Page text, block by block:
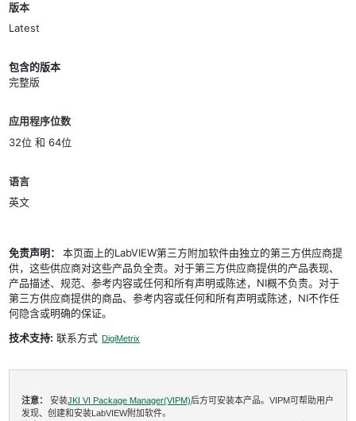
版本
Latest
包含的版本
完整版
应用程序位数
32位 和 64位
语言
英文
免责声明：本页面上的LabVIEW第三方附加软件由独立的第三方供应商提
供，这些供应商对这些产品负全责。对于第三方供应商提供的产品表现、
产品描述、规范、参考内容或任何和所有声明或陈述，NI概不负责。对于
第三方供应商提供的商品、参考内容或任何和所有声明或陈述，NI不作任
何隐含或明确的保证。
技术支持: 联系方式 DigiMetrix
注意：安装JKI VI Package Manager(VIPM)后方可安装本产品。VIPM可帮助用户
发现、创建和安装LabVIEW附加软件。